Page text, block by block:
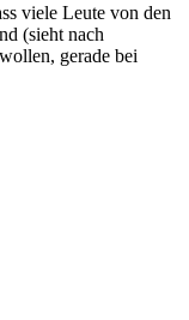
viele Leute von den
(sieht nach
gerade bei